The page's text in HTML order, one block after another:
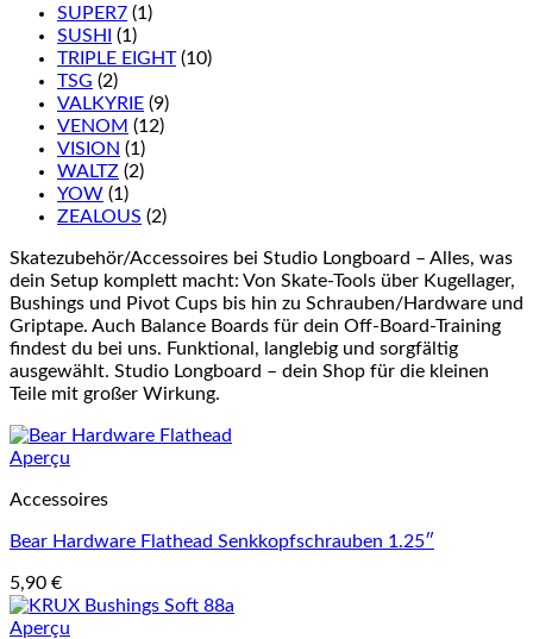
SUPER7 (1)
SUSHI
(1)
TRIPLE EIGHT (10)
TSG (2)
VALKYRIE (9)
VENOM (12)
VISION (1)
WALTZ (2)
YOW (1)
ZEALOUS (2)
Skatezubehör/Accessoires bei Studio Longboard – Alles, was
dein Setup komplett macht: Von Skate-Tools über Kugellager,
Bushings und Pivot Cups bis hin zu Schrauben/Hardware und
Griptape. Auch Balance Boards für dein Off-Board-Training
findest du bei uns. Funktional, langlebig und sorgfältig
ausgewählt. Studio Longboard – dein Shop für die kleinen
Teile mit großer Wirkung.
Aperçu
Accessoires
Bear Hardware Flathead Senkkopfschrauben 1.25″
5,90 €
Aperçu